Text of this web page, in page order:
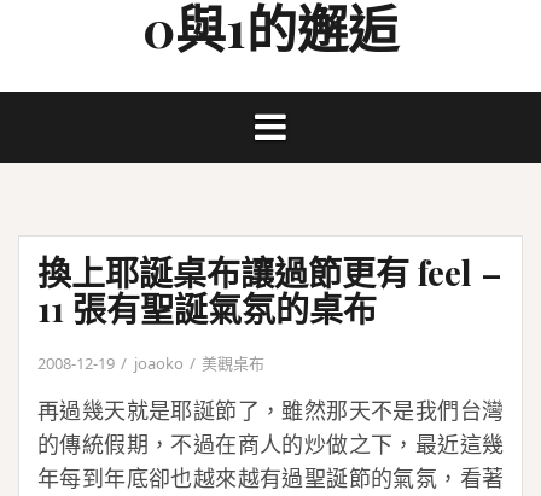
0與1的邂逅
換上耶誕桌布讓過節更有 feel –
11 張有聖誕氣氛的桌布
2008-12-19 joaoko 美觀桌布
再過幾天就是耶誕節了，雖然那天不是我們台灣
的傳統假期，不過在商人的炒做之下，最近這幾
年每到年底卻也越來越有過聖誕節的氣氛，看著